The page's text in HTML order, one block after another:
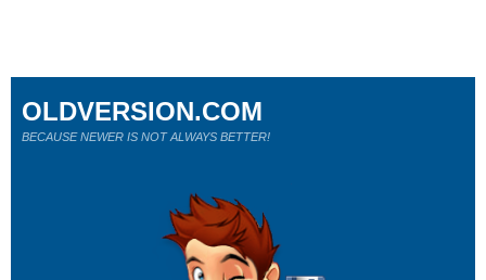
OLDVERSION.COM
BECAUSE NEWER IS NOT ALWAYS BETTER!